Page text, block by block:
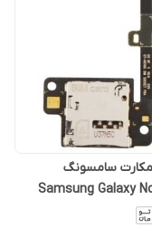
سامسونگ
Samsung Galaxy
N5100 /